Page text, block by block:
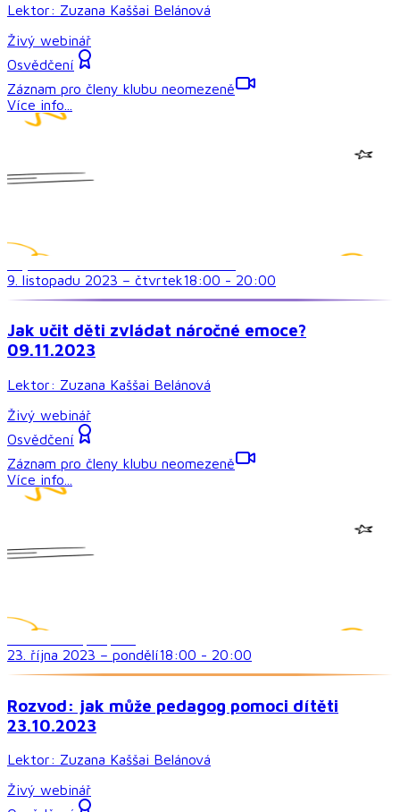
Lektor: Zuzana Kaššai Belánová
Živý webinář
Osvědčení
Záznam pro členy klubu neomezeně
Více info...
9. listopadu 2023 – čtvrtek18:00 - 20:00
Jak učit děti zvládat náročné emoce?
09.11.2023
Lektor: Zuzana Kaššai Belánová
Živý webinář
Osvědčení
Záznam pro členy klubu neomezeně
Více info...
23. října 2023 – pondělí18:00 - 20:00
Rozvod: jak může pedagog pomoci dítěti
23.10.2023
Lektor: Zuzana Kaššai Belánová
Živý webinář